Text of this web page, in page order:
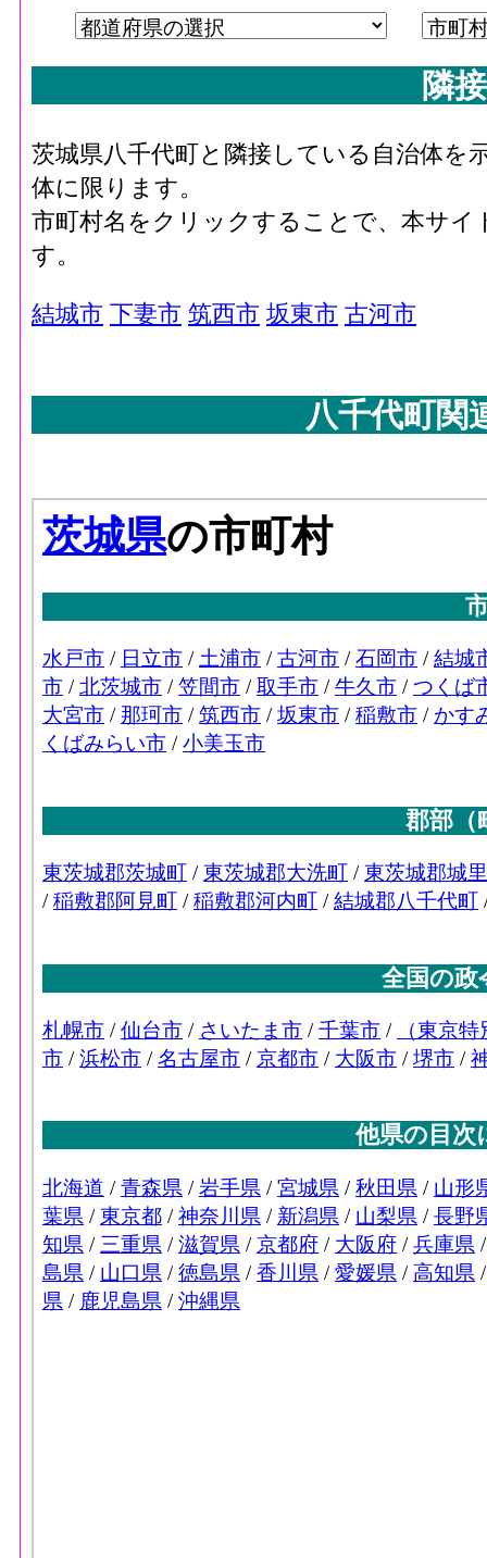
隣
茨城県八千代町と隣接している自治体を
体に限ります。
市町村名をクリックすることで、本サ
す。
結城市 下妻市 筑西市 坂東市 古河市
八千代町関